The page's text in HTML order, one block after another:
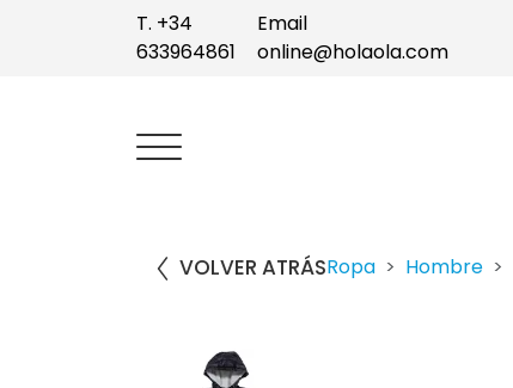
T. +34
633964861
Email
online@holaola.com
VOLVER ATRÁSRopa Hombre